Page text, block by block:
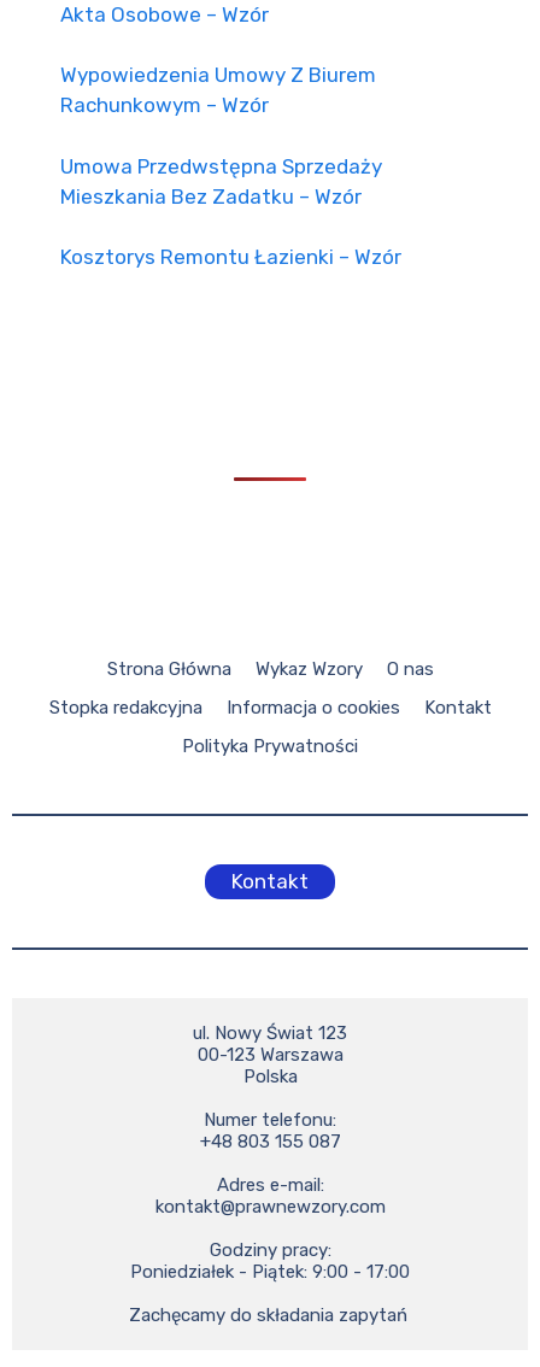
Akta Osobowe – Wzór
Wypowiedzenia Umowy Z Biurem
Rachunkowym – Wzór
Umowa Przedwstępna Sprzedaży
Mieszkania Bez Zadatku – Wzór
Kosztorys Remontu Łazienki – Wzór
Strona Główna Wykaz Wzory
O nas
Stopka redakcyjna
Informacja o cookies
Kontakt
Polityka Prywatności
Kontakt
ul. Nowy Świat 123
00-123 Warszawa
Polska
Numer telefonu:
+48 803 155 087
kontakt@prawnewzory.com
Godziny pracy:
Poniedziałek - Piątek: 9:00 - 17:00
Zachęcamy do składania zapytań